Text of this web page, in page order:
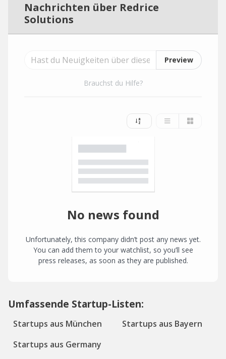
Nachrichten über Redrice
Solutions
Preview
Brauchst du Hilfe?
No news found
Unfortunately, this company didn’t post any news yet.
You can add them to your watchlist, so you’ll see
press releases, as soon as they are published.
Umfassende Startup-Listen:
Startups aus München
Startups aus Bayern
Startups aus Germany